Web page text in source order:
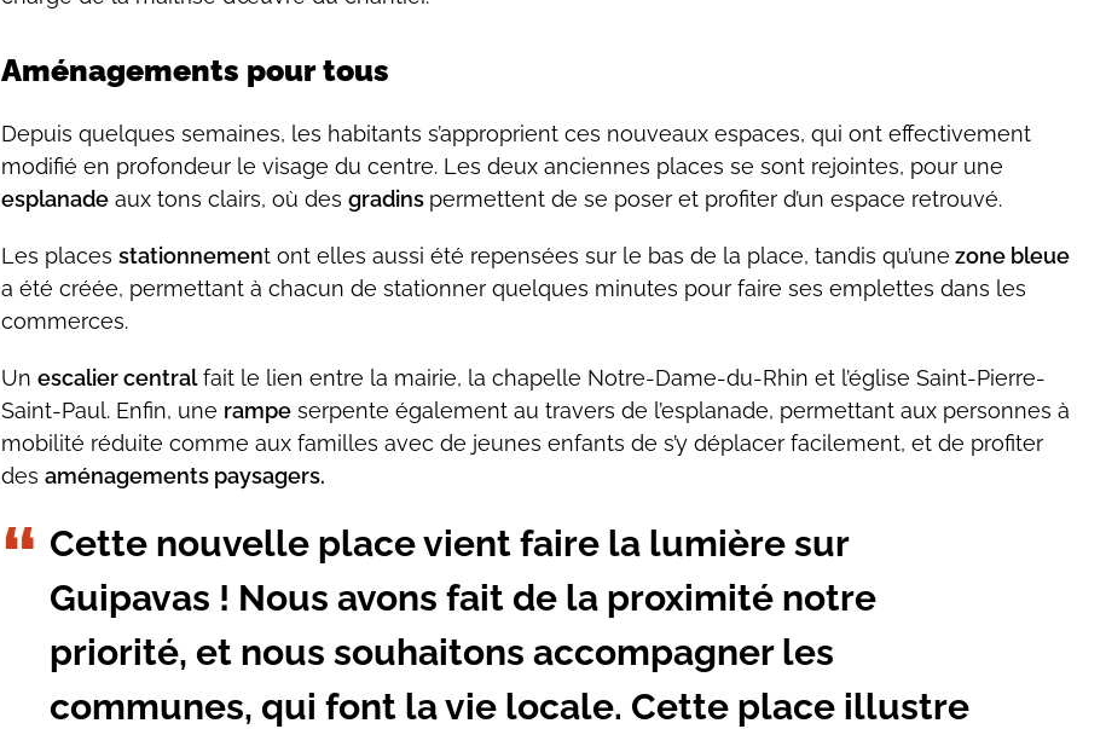
Aménagements pour tous
Depuis quelques semaines, les habitants s’approprient ces nouveaux espaces, qui ont effectivement
modifié en profondeur le visage du centre. Les deux anciennes places se sont rejointes, pour une
esplanade aux tons clairs, où des gradins permettent de se poser et profiter d’un espace retrouvé.
Les places stationnement ont elles aussi été repensées sur le bas de la place, tandis qu’une zone bleue
a été créée, permettant à chacun de stationner quelques minutes pour faire ses emplettes dans les
commerces.
Un escalier centralfait le lien entre la mairie, la chapelle Notre-Dame-du-Rhin et l’église Saint-Pierre-
Saint-Paul. Enfin, une rampe serpente également au travers de l’esplanade, permettant aux personnes à
mobilité réduite comme aux familles avec de jeunes enfants de s’y déplacer facilement, et de profiter
des aménagements paysagers.
Cette nouvelle place vient faire la lumière sur
Guipavas ! Nous avons fait de la proximité notre
priorité, et nous souhaitons accompagner les
communes, qui font la vie locale. Cette place illustre